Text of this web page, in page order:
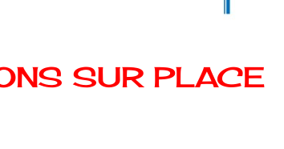
SUR PLACE